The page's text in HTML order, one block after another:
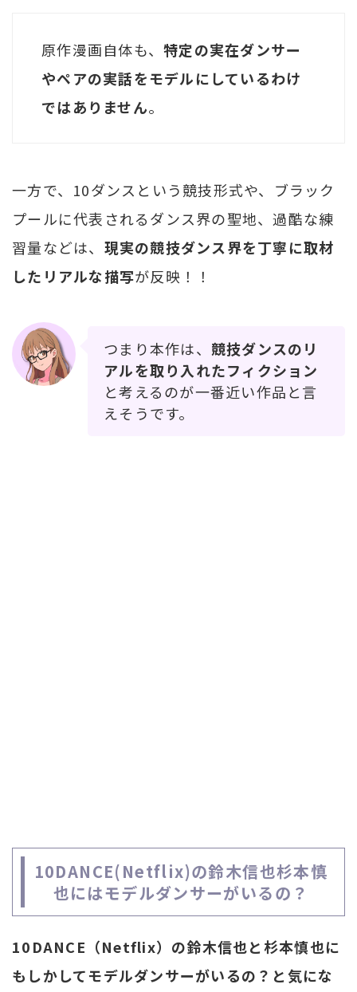
原作漫画自体も、特定の実在ダンサー
やペアの実話をモデルにしているわけ
ではありません。
一方で、10ダンスという競技形式や、ブラック
プールに代表されるダンス界の聖地、過酷な練
習量などは、 現実の競技ダンス界を丁寧に取材
したリアルな描写が反映！！
つまり本作は、 競技ダンスのリ
アルを取り入れたフィクション
と考えるのが一番近い作品と言
えそうです。
10DANCE(Netflix)の鈴木信也杉本慎
也にはモデルダンサーがいるの？
10DANCE（Netflix）の鈴木信也と杉本慎也に
もしかしてモデルダンサーがいるの？と気にな